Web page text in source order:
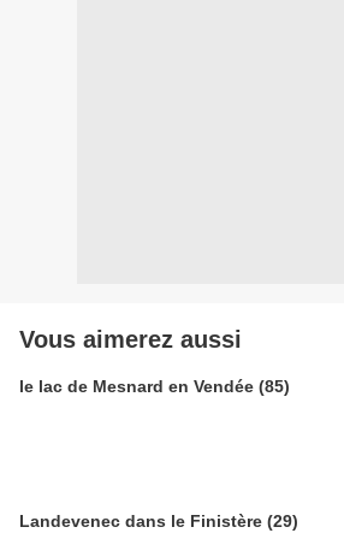
Vous aimerez aussi
le lac de Mesnard en Vendée (85)
Landevenec dans le Finistère (29)